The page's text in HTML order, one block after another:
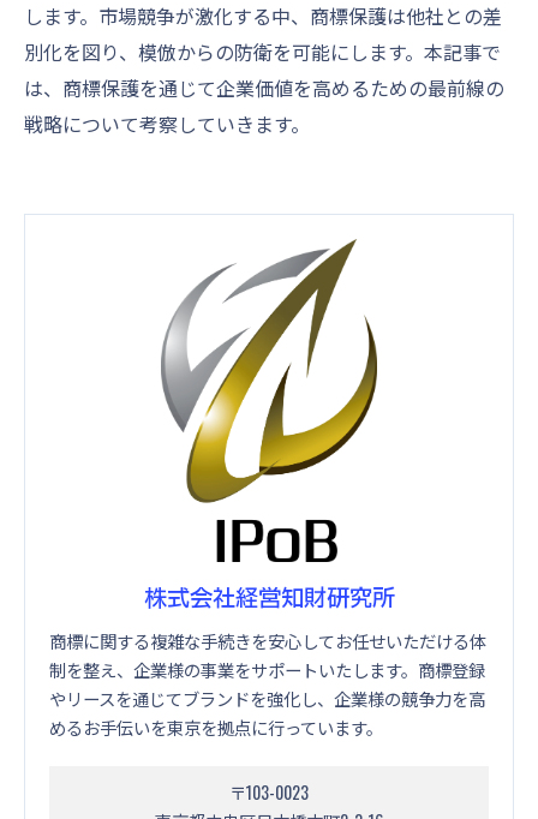
します。市場競争が激化する中、商標保護は他社との差
別化を図り、模倣からの防衛を可能にします。本記事で
は、商標保護を通じて企業価値を高めるための最前線の
戦略について考察していきます。
株式会社経営知財研究所
商標に関する複雑な手続きを安心してお任せいただける体
制を整え、企業様の事業をサポートいたします。商標登録
やリースを通じてブランドを強化し、企業様の競争力を高
めるお手伝いを東京を拠点に行っています。
〒103-0023